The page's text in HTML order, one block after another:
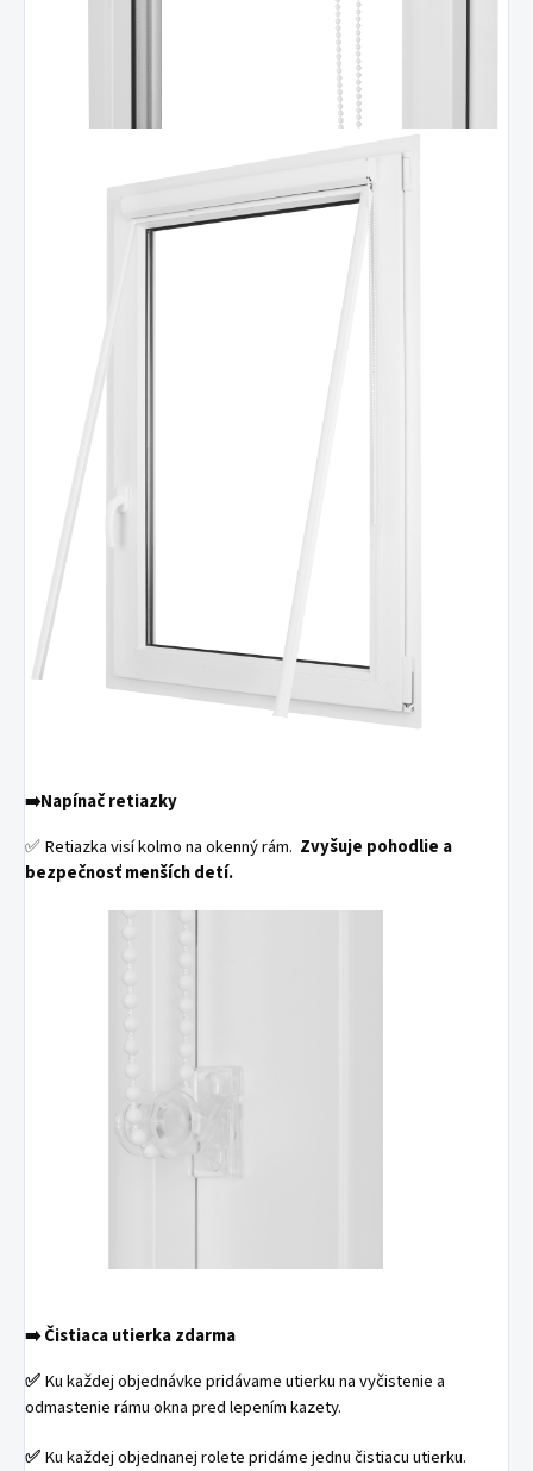
➡️Napínač retiazky
✅ Retiazka visí kolmo na okenný rám. Zvyšuje pohodlie a
bezpečnosť menších detí.
➡️Čistiaca utierka zdarma
✅Ku každej objednávke pridávame utierku na vyčistenie a
odmastenie rámu okna pred lepením kazety.
✅Ku každej objednanej rolete pridáme jednu čistiacu utierku.